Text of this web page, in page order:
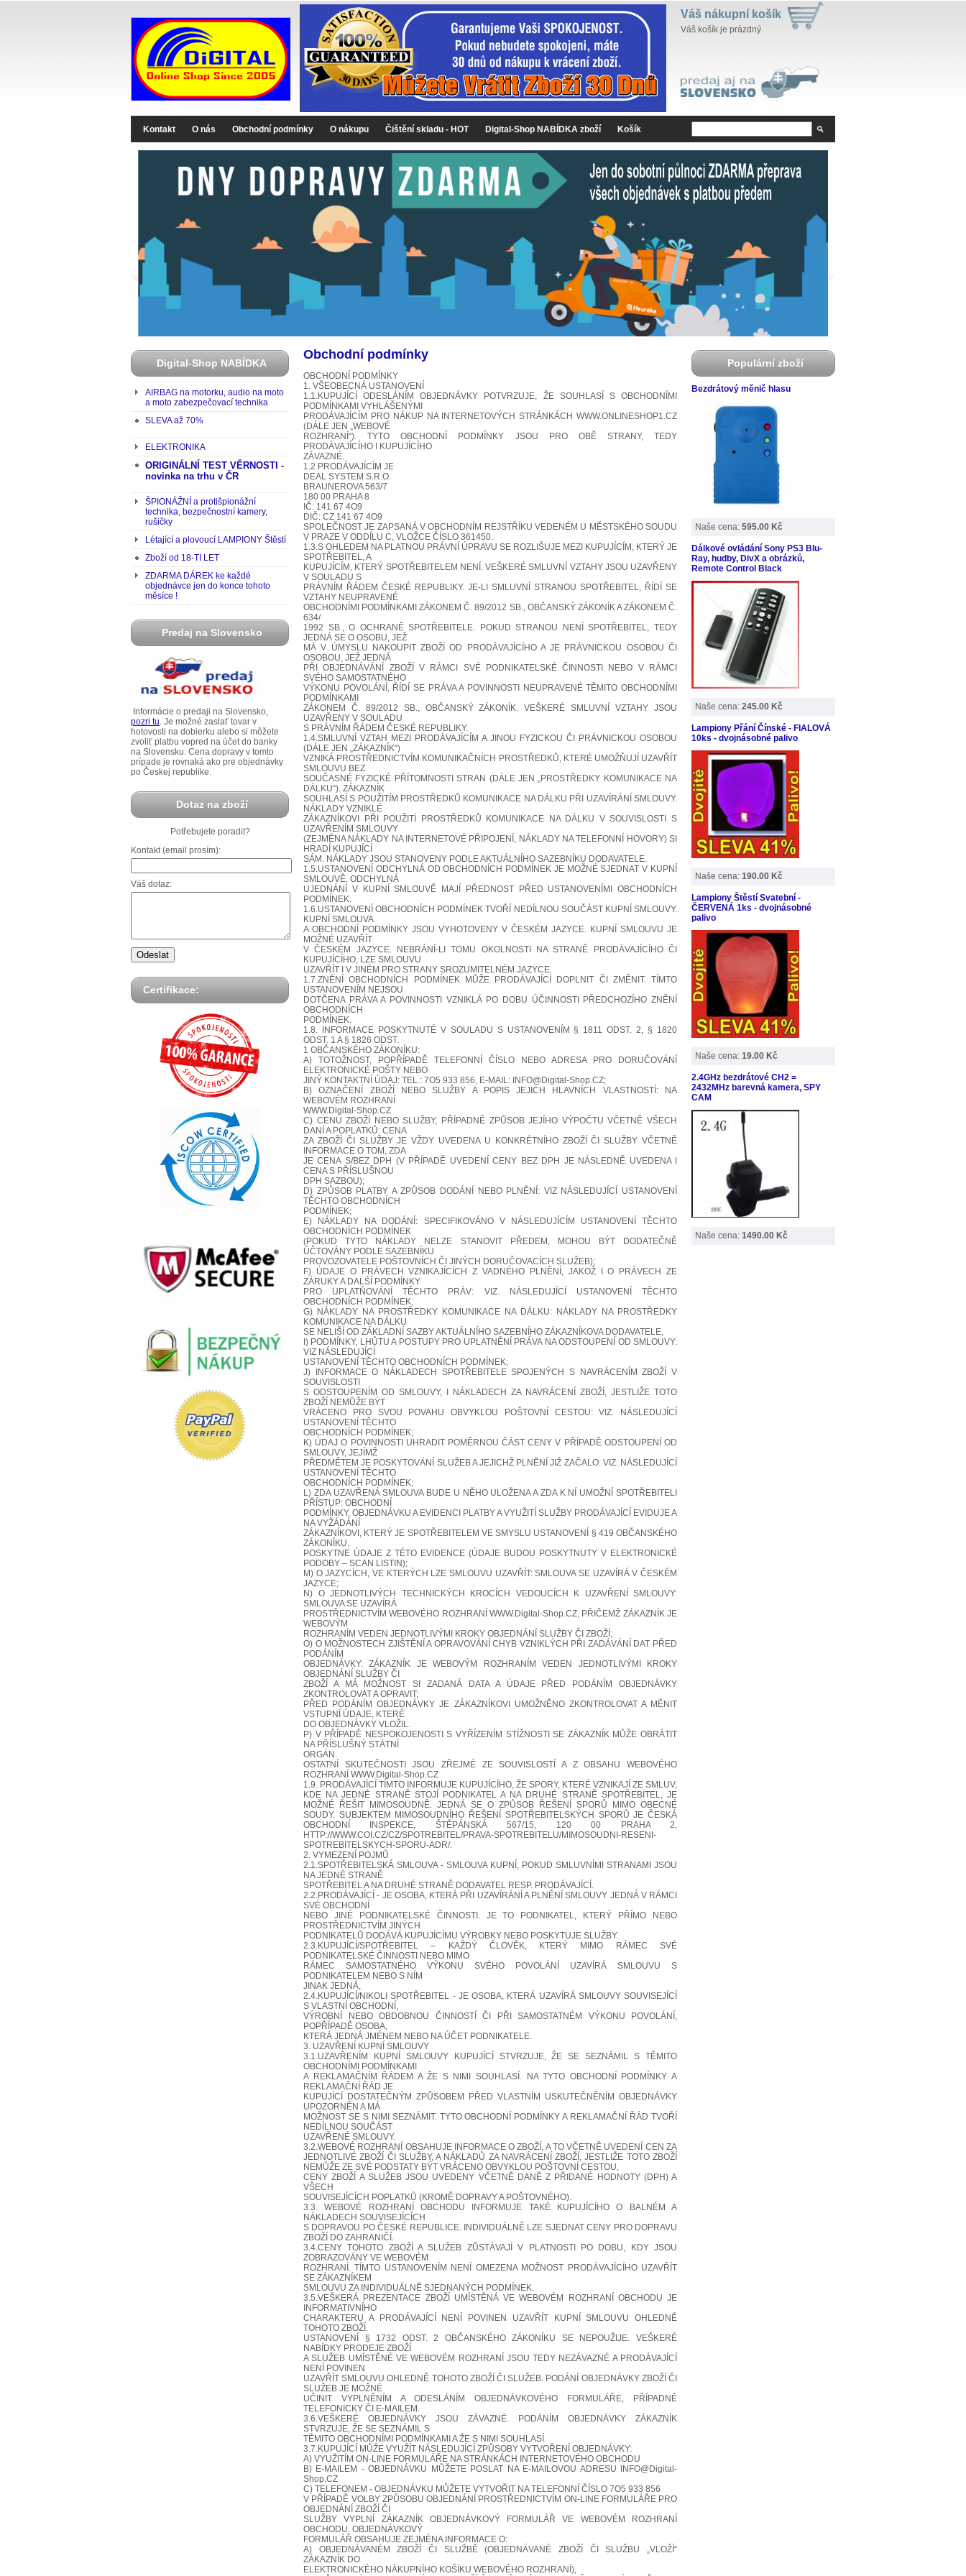
Váš nákupní košík
Váš košík je prázdný
Kontakt O nás Obchodní podmínky O nákupu Čištění skladu - HOT Digital-Shop NABÍDKA zboží Košík
Digital-Shop NABÍDKA
AIRBAG na motorku, audio na moto
a moto zabezpečovací technika
SLEVA až 70%
ELEKTRONIKA
ORIGINÁLNÍ TEST VĚRNOSTI -
novinka na trhu v ČR
ŠPIONÁŽNÍ a protišpionážní
technika, bezpečnostní kamery,
rušičky
Létající a plovoucí LAMPIONY Štěstí
Zboží od 18-TI LET
ZDARMA DÁREK ke každé
objednávce jen do konce tohoto
měsíce !
Predaj na Slovensko
Informácie o predaji na Slovensko,
pozri tu. Je možné zaslať tovar v
hotovosti na dobierku alebo si môžete
zvoliť platbu vopred na účet do banky
na Slovensku. Cena dopravy v tomto
prípade je rovnaká ako pre objednávky
po Českej republike.
Dotaz na zboží
Potřebujete poradit?
Kontakt (email prosím):
Váš dotaz:
Certifikace:
Obchodní podmínky
OBCHODNÍ PODMÍNKY
1. VŠEOBECNÁ USTANOVENÍ
1.1.KUPUJÍCÍ ODESLÁNÍM OBJEDNÁVKY POTVRZUJE, ŽE SOUHLASÍ S OBCHODNÍMI
PODMÍNKAMI VYHLÁŠENÝMI
PRODÁVAJÍCÍM PRO NÁKUP NA INTERNETOVÝCH STRÁNKÁCH WWW.ONLINESHOP1.CZ
(DÁLE JEN „WEBOVÉ
ROZHRANÍ“). TYTO OBCHODNÍ PODMÍNKY JSOU PRO OBĚ STRANY, TEDY
PRODÁVAJÍCÍHO I KUPUJÍCÍHO
ZÁVAZNÉ.
1.2 PRODÁVAJÍCÍM JE
DEAL SYSTEM S.R.O.
BRAUNEROVA 563/7
180 00 PRAHA 8
IČ: 141 67 4O9
DIČ: CZ 141 67 4O9
SPOLEČNOST JE ZAPSANÁ V OBCHODNÍM REJSTŘÍKU VEDENÉM U MĚSTSKÉHO SOUDU
V PRAZE V ODDÍLU C, VLOŽCE ČÍSLO 361450.
1.3.S OHLEDEM NA PLATNOU PRÁVNÍ ÚPRAVU SE ROZLIŠUJE MEZI KUPUJÍCÍM, KTERÝ JE
SPOTŘEBITEL, A
KUPUJÍCÍM, KTERÝ SPOTŘEBITELEM NENÍ. VEŠKERÉ SMLUVNÍ VZTAHY JSOU UZAVŘENY
V SOULADU S
PRÁVNÍM ŘÁDEM ČESKÉ REPUBLIKY. JE-LI SMLUVNÍ STRANOU SPOTŘEBITEL, ŘÍDÍ SE
VZTAHY NEUPRAVENÉ
OBCHODNÍMI PODMÍNKAMI ZÁKONEM Č. 89/2012 SB., OBČANSKÝ ZÁKONÍK A ZÁKONEM Č.
634/
1992 SB., O OCHRANĚ SPOTŘEBITELE. POKUD STRANOU NENÍ SPOTŘEBITEL, TEDY
JEDNÁ SE O OSOBU, JEŽ
MÁ V ÚMYSLU NAKOUPIT ZBOŽÍ OD PRODÁVAJÍCÍHO A JE PRÁVNICKOU OSOBOU ČI
OSOBOU, JEŽ JEDNÁ
PŘI OBJEDNÁVÁNÍ ZBOŽÍ V RÁMCI SVÉ PODNIKATELSKÉ ČINNOSTI NEBO V RÁMCI
SVÉHO SAMOSTATNÉHO
VÝKONU POVOLÁNÍ, ŘÍDÍ SE PRÁVA A POVINNOSTI NEUPRAVENÉ TĚMITO OBCHODNÍMI
PODMÍNKAMI
ZÁKONEM Č. 89/2012 SB., OBČANSKÝ ZÁKONÍK. VEŠKERÉ SMLUVNÍ VZTAHY JSOU
UZAVŘENY V SOULADU
S PRÁVNÍM ŘÁDEM ČESKÉ REPUBLIKY.
1.4.SMLUVNÍ VZTAH MEZI PRODÁVAJÍCÍM A JINOU FYZICKOU ČI PRÁVNICKOU OSOBOU
(DÁLE JEN „ZÁKAZNÍK“)
VZNIKÁ PROSTŘEDNICTVÍM KOMUNIKAČNÍCH PROSTŘEDKŮ, KTERÉ UMOŽŇUJÍ UZAVŘÍT
SMLOUVU BEZ
SOUČASNÉ FYZICKÉ PŘÍTOMNOSTI STRAN (DÁLE JEN „PROSTŘEDKY KOMUNIKACE NA
DÁLKU“). ZÁKAZNÍK
SOUHLASÍ S POUŽITÍM PROSTŘEDKŮ KOMUNIKACE NA DÁLKU PŘI UZAVÍRÁNÍ SMLOUVY.
NÁKLADY VZNIKLÉ
ZÁKAZNÍKOVI PŘI POUŽITÍ PROSTŘEDKŮ KOMUNIKACE NA DÁLKU V SOUVISLOSTI S
UZAVŘENÍM SMLOUVY
(ZEJMÉNA NÁKLADY NA INTERNETOVÉ PŘIPOJENÍ, NÁKLADY NA TELEFONNÍ HOVORY) SI
HRADÍ KUPUJÍCÍ
SÁM. NÁKLADY JSOU STANOVENY PODLE AKTUÁLNÍHO SAZEBNÍKU DODAVATELE.
1.5.USTANOVENÍ ODCHYLNÁ OD OBCHODNÍCH PODMÍNEK JE MOŽNÉ SJEDNAT V KUPNÍ
SMLOUVĚ. ODCHYLNÁ
UJEDNÁNÍ V KUPNÍ SMLOUVĚ MAJÍ PŘEDNOST PŘED USTANOVENÍMI OBCHODNÍCH
PODMÍNEK.
1.6.USTANOVENÍ OBCHODNÍCH PODMÍNEK TVOŘÍ NEDÍLNOU SOUČÁST KUPNÍ SMLOUVY.
KUPNÍ SMLOUVA
A OBCHODNÍ PODMÍNKY JSOU VYHOTOVENY V ČESKÉM JAZYCE. KUPNÍ SMLOUVU JE
MOŽNÉ UZAVŘÍT
V ČESKÉM JAZYCE. NEBRÁNÍ-LI TOMU OKOLNOSTI NA STRANĚ PRODÁVAJÍCÍHO ČI
KUPUJÍCÍHO, LZE SMLOUVU
UZAVŘÍT I V JINÉM PRO STRANY SROZUMITELNÉM JAZYCE.
1.7.ZNĚNÍ OBCHODNÍCH PODMÍNEK MŮŽE PRODÁVAJÍCÍ DOPLNIT ČI ZMĚNIT. TÍMTO
USTANOVENÍM NEJSOU
DOTČENA PRÁVA A POVINNOSTI VZNIKLÁ PO DOBU ÚČINNOSTI PŘEDCHOZÍHO ZNĚNÍ
OBCHODNÍCH
PODMÍNEK.
1.8. INFORMACE POSKYTNUTÉ V SOULADU S USTANOVENÍM § 1811 ODST. 2, § 1820
ODST. 1 A § 1826 ODST.
1 OBČANSKÉHO ZÁKONÍKU:
A) TOTOŽNOST, POPŘÍPADĚ TELEFONNÍ ČÍSLO NEBO ADRESA PRO DORUČOVÁNÍ
ELEKTRONICKÉ POŠTY NEBO
JINÝ KONTAKTNÍ ÚDAJ: TEL.: 7O5 933 856, E-MAIL: INFO@Digital-Shop.CZ;
B) OZNAČENÍ ZBOŽÍ NEBO SLUŽBY A POPIS JEJICH HLAVNÍCH VLASTNOSTÍ: NA
WEBOVÉM ROZHRANÍ
WWW.Digital-Shop.CZ
C) CENU ZBOŽÍ NEBO SLUŽBY, PŘÍPADNĚ ZPŮSOB JEJÍHO VÝPOČTU VČETNĚ VŠECH
DANÍ A POPLATKŮ: CENA
ZA ZBOŽÍ ČI SLUŽBY JE VŽDY UVEDENA U KONKRÉTNÍHO ZBOŽÍ ČI SLUŽBY VČETNĚ
INFORMACE O TOM, ZDA
JE CENA S/BEZ DPH (V PŘÍPADĚ UVEDENÍ CENY BEZ DPH JE NÁSLEDNĚ UVEDENA I
CENA S PŘÍSLUŠNOU
DPH SAZBOU);
D) ZPŮSOB PLATBY A ZPŮSOB DODÁNÍ NEBO PLNĚNÍ: VIZ NÁSLEDUJÍCÍ USTANOVENÍ
TĚCHTO OBCHODNÍCH
PODMÍNEK;
E) NÁKLADY NA DODÁNÍ: SPECIFIKOVÁNO V NÁSLEDUJÍCÍM USTANOVENÍ TĚCHTO
OBCHODNÍCH PODMÍNEK
(POKUD TYTO NÁKLADY NELZE STANOVIT PŘEDEM, MOHOU BÝT DODATEČNĚ
ÚČTOVÁNY PODLE SAZEBNÍKU
PROVOZOVATELE POŠTOVNÍCH ČI JINÝCH DORUČOVACÍCH SLUŽEB);
F) ÚDAJE O PRÁVECH VZNIKAJÍCÍCH Z VADNÉHO PLNĚNÍ, JAKOŽ I O PRÁVECH ZE
ZÁRUKY A DALŠÍ PODMÍNKY
PRO UPLATŇOVÁNÍ TĚCHTO PRÁV: VIZ. NÁSLEDUJÍCÍ USTANOVENÍ TĚCHTO
OBCHODNÍCH PODMÍNEK;
G) NÁKLADY NA PROSTŘEDKY KOMUNIKACE NA DÁLKU: NÁKLADY NA PROSTŘEDKY
KOMUNIKACE NA DÁLKU
SE NELIŠÍ OD ZÁKLADNÍ SAZBY AKTUÁLNÍHO SAZEBNÍHO ZÁKAZNÍKOVA DODAVATELE,
I) PODMÍNKY, LHŮTU A POSTUPY PRO UPLATNĚNÍ PRÁVA NA ODSTOUPENÍ OD SMLOUVY:
VIZ NÁSLEDUJÍCÍ
USTANOVENÍ TĚCHTO OBCHODNÍCH PODMÍNEK;
J) INFORMACE O NÁKLADECH SPOTŘEBITELE SPOJENÝCH S NAVRÁCENÍM ZBOŽÍ V
SOUVISLOSTI
S ODSTOUPENÍM OD SMLOUVY, I NÁKLADECH ZA NAVRÁCENÍ ZBOŽÍ, JESTLIŽE TOTO
ZBOŽÍ NEMŮŽE BÝT
VRÁCENO PRO SVOU POVAHU OBVYKLOU POŠTOVNÍ CESTOU: VIZ. NÁSLEDUJÍCÍ
USTANOVENÍ TĚCHTO
OBCHODNÍCH PODMÍNEK;
K) ÚDAJ O POVINNOSTI UHRADIT POMĚRNOU ČÁST CENY V PŘÍPADĚ ODSTOUPENÍ OD
SMLOUVY, JEJÍMŽ
PŘEDMĚTEM JE POSKYTOVÁNÍ SLUŽEB A JEJICHŽ PLNĚNÍ JIŽ ZAČALO: VIZ. NÁSLEDUJÍCÍ
USTANOVENÍ TĚCHTO
OBCHODNÍCH PODMÍNEK;
L) ZDA UZAVŘENÁ SMLOUVA BUDE U NĚHO ULOŽENA A ZDA K NÍ UMOŽNÍ SPOTŘEBITELI
PŘÍSTUP: OBCHODNÍ
PODMÍNKY, OBJEDNÁVKU A EVIDENCI PLATBY A VYUŽITÍ SLUŽBY PRODÁVAJÍCÍ EVIDUJE A
NA VYŽÁDÁNÍ
ZÁKAZNÍKOVI, KTERÝ JE SPOTŘEBITELEM VE SMYSLU USTANOVENÍ § 419 OBČANSKÉHO
ZÁKONÍKU,
POSKYTNE ÚDAJE Z TÉTO EVIDENCE (ÚDAJE BUDOU POSKYTNUTY V ELEKTRONICKÉ
PODOBY – SCAN LISTIN);
M) O JAZYCÍCH, VE KTERÝCH LZE SMLOUVU UZAVŘÍT: SMLOUVA SE UZAVÍRÁ V ČESKÉM
JAZYCE;
N) O JEDNOTLIVÝCH TECHNICKÝCH KROCÍCH VEDOUCÍCH K UZAVŘENÍ SMLOUVY:
SMLOUVA SE UZAVÍRÁ
PROSTŘEDNICTVÍM WEBOVÉHO ROZHRANÍ WWW.Digital-Shop.CZ, PŘIČEMŽ ZÁKAZNÍK JE
WEBOVÝM
ROZHRANÍM VEDEN JEDNOTLIVÝMI KROKY OBJEDNÁNÍ SLUŽBY ČI ZBOŽÍ;
O) O MOŽNOSTECH ZJIŠTĚNÍ A OPRAVOVÁNÍ CHYB VZNIKLÝCH PŘI ZADÁVÁNÍ DAT PŘED
PODÁNÍM
OBJEDNÁVKY: ZÁKAZNÍK JE WEBOVÝM ROZHRANÍM VEDEN JEDNOTLIVÝMI KROKY
OBJEDNÁNÍ SLUŽBY ČI
ZBOŽÍ A MÁ MOŽNOST SI ZADANÁ DATA A ÚDAJE PŘED PODÁNÍM OBJEDNÁVKY
ZKONTROLOVAT A OPRAVIT;
PŘED PODÁNÍM OBJEDNÁVKY JE ZÁKAZNÍKOVI UMOŽNĚNO ZKONTROLOVAT A MĚNIT
VSTUPNÍ ÚDAJE, KTERÉ
DO OBJEDNÁVKY VLOŽIL.
P) V PŘÍPADĚ NESPOKOJENOSTI S VYŘÍZENÍM STÍŽNOSTI SE ZÁKAZNÍK MŮŽE OBRÁTIT
NA PŘÍSLUŠNÝ STÁTNÍ
ORGÁN.
OSTATNÍ SKUTEČNOSTI JSOU ZŘEJMÉ ZE SOUVISLOSTÍ A Z OBSAHU WEBOVÉHO
ROZHRANÍ WWW.Digital-Shop.CZ
1.9. PRODÁVAJÍCÍ TÍMTO INFORMUJE KUPUJÍCÍHO, ŽE SPORY, KTERÉ VZNIKAJÍ ZE SMLUV,
KDE NA JEDNÉ STRANĚ STOJÍ PODNIKATEL A NA DRUHÉ STRANĚ SPOTŘEBITEL, JE
MOŽNÉ ŘEŠIT MIMOSOUDNĚ. JEDNÁ SE O ZPŮSOB ŘEŠENÍ SPORŮ MIMO OBECNÉ
SOUDY. SUBJEKTEM MIMOSOUDNÍHO ŘEŠENÍ SPOTŘEBITELSKÝCH SPORŮ JE ČESKÁ
OBCHODNÍ INSPEKCE, ŠTĚPÁNSKÁ 567/15, 120 00 PRAHA 2,
HTTP://WWW.COI.CZ/CZ/SPOTREBITEL/PRAVA-SPOTREBITELU/MIMOSOUDNI-RESENI-
SPOTREBITELSKYCH-SPORU-ADR/.
2. VYMEZENÍ POJMŮ
2.1.SPOTŘEBITELSKÁ SMLOUVA - SMLOUVA KUPNÍ, POKUD SMLUVNÍMI STRANAMI JSOU
NA JEDNÉ STRANĚ
SPOTŘEBITEL A NA DRUHÉ STRANĚ DODAVATEL RESP. PRODÁVAJÍCÍ.
2.2.PRODÁVAJÍCÍ - JE OSOBA, KTERÁ PŘI UZAVÍRÁNÍ A PLNĚNÍ SMLOUVY JEDNÁ V RÁMCI
SVÉ OBCHODNÍ
NEBO JINÉ PODNIKATELSKÉ ČINNOSTI. JE TO PODNIKATEL, KTERÝ PŘÍMO NEBO
PROSTŘEDNICTVÍM JINÝCH
PODNIKATELŮ DODÁVÁ KUPUJÍCÍMU VÝROBKY NEBO POSKYTUJE SLUŽBY.
2.3.KUPUJÍCÍ/SPOTŘEBITEL – KAŽDÝ ČLOVĚK, KTERÝ MIMO RÁMEC SVÉ
PODNIKATELSKÉ ČINNOSTI NEBO MIMO
RÁMEC SAMOSTATNÉHO VÝKONU SVÉHO POVOLÁNÍ UZAVÍRÁ SMLOUVU S
PODNIKATELEM NEBO S NÍM
JINAK JEDNÁ,
2.4.KUPUJÍCÍ/NIKOLI SPOTŘEBITEL - JE OSOBA, KTERÁ UZAVÍRÁ SMLOUVY SOUVISEJÍCÍ
S VLASTNÍ OBCHODNÍ,
VÝROBNÍ NEBO OBDOBNOU ČINNOSTÍ ČI PŘI SAMOSTATNÉM VÝKONU POVOLÁNÍ,
POPŘÍPADĚ OSOBA,
KTERÁ JEDNÁ JMÉNEM NEBO NA ÚČET PODNIKATELE.
3. UZAVŘENÍ KUPNÍ SMLOUVY
3.1.UZAVŘENÍM KUPNÍ SMLOUVY KUPUJÍCÍ STVRZUJE, ŽE SE SEZNÁMIL S TĚMITO
OBCHODNÍMI PODMÍNKAMI
A REKLAMAČNÍM ŘÁDEM A ŽE S NIMI SOUHLASÍ. NA TYTO OBCHODNÍ PODMÍNKY A
REKLAMAČNÍ ŘÁD JE
KUPUJÍCÍ DOSTATEČNÝM ZPŮSOBEM PŘED VLASTNÍM USKUTEČNĚNÍM OBJEDNÁVKY
UPOZORNĚN A MÁ
MOŽNOST SE S NIMI SEZNÁMIT. TYTO OBCHODNÍ PODMÍNKY A REKLAMAČNÍ ŘÁD TVOŘÍ
NEDÍLNOU SOUČÁST
UZAVŘENÉ SMLOUVY.
3.2.WEBOVÉ ROZHRANÍ OBSAHUJE INFORMACE O ZBOŽÍ, A TO VČETNĚ UVEDENÍ CEN ZA
JEDNOTLIVÉ ZBOŽÍ ČI SLUŽBY, A NÁKLADŮ ZA NAVRÁCENÍ ZBOŽÍ, JESTLIŽE TOTO ZBOŽÍ
NEMŮŽE ZE SVÉ PODSTATY BÝT VRÁCENO OBVYKLOU POŠTOVNÍ CESTOU,
CENY ZBOŽÍ A SLUŽEB JSOU UVEDENY VČETNĚ DANĚ Z PŘIDANÉ HODNOTY (DPH) A
VŠECH
SOUVISEJÍCÍCH POPLATKŮ (KROMĚ DOPRAVY A POŠTOVNÉHO).
3.3. WEBOVÉ ROZHRANÍ OBCHODU INFORMUJE TAKÉ KUPUJÍCÍHO O BALNÉM A
NÁKLADECH SOUVISEJÍCÍCH
S DOPRAVOU PO ČESKÉ REPUBLICE. INDIVIDUÁLNĚ LZE SJEDNAT CENY PRO DOPRAVU
ZBOŽÍ DO ZAHRANIČÍ.
3.4.CENY TOHOTO ZBOŽÍ A SLUŽEB ZŮSTÁVAJÍ V PLATNOSTI PO DOBU, KDY JSOU
ZOBRAZOVÁNY VE WEBOVÉM
ROZHRANÍ. TÍMTO USTANOVENÍM NENÍ OMEZENA MOŽNOST PRODÁVAJÍCÍHO UZAVŘÍT
SE ZÁKAZNÍKEM
SMLOUVU ZA INDIVIDUÁLNĚ SJEDNANÝCH PODMÍNEK.
3.5.VEŠKERÁ PREZENTACE ZBOŽÍ UMÍSTĚNÁ VE WEBOVÉM ROZHRANÍ OBCHODU JE
INFORMATIVNÍHO
CHARAKTERU A PRODÁVAJÍCÍ NENÍ POVINEN UZAVŘÍT KUPNÍ SMLOUVU OHLEDNĚ
TOHOTO ZBOŽÍ.
USTANOVENÍ § 1732 ODST. 2 OBČANSKÉHO ZÁKONÍKU SE NEPOUŽIJE. VEŠKERÉ
NABÍDKY PRODEJE ZBOŽÍ
A SLUŽEB UMÍSTĚNÉ VE WEBOVÉM ROZHRANÍ JSOU TEDY NEZÁVAZNÉ A PRODÁVAJÍCÍ
NENÍ POVINEN
UZAVŘÍT SMLOUVU OHLEDNĚ TOHOTO ZBOŽÍ ČI SLUŽEB. PODÁNÍ OBJEDNÁVKY ZBOŽÍ ČI
SLUŽEB JE MOŽNÉ
UČINIT VYPLNĚNÍM A ODESLÁNÍM OBJEDNÁVKOVÉHO FORMULÁŘE, PŘÍPADNĚ
TELEFONICKY ČI E-MAILEM.
3.6.VEŠKERÉ OBJEDNÁVKY JSOU ZÁVAZNÉ. PODÁNÍM OBJEDNÁVKY ZÁKAZNÍK
STVRZUJE, ŽE SE SEZNÁMIL S
TĚMITO OBCHODNÍMI PODMÍNKAMI A ŽE S NIMI SOUHLASÍ.
3.7.KUPUJÍCÍ MŮŽE VYUŽÍT NÁSLEDUJÍCÍ ZPŮSOBY VYTVOŘENÍ OBJEDNÁVKY:
A) VYUŽITÍM ON-LINE FORMULÁŘE NA STRÁNKÁCH INTERNETOVÉHO OBCHODU
B) E-MAILEM - OBJEDNÁVKU MŮŽETE POSLAT NA E-MAILOVOU ADRESU INFO@Digital-
Shop.CZ
C) TELEFONEM - OBJEDNÁVKU MŮŽETE VYTVOŘIT NA TELEFONNÍ ČÍSLO 7O5 933 856
V PŘÍPADĚ VOLBY ZPŮSOBU OBJEDNÁNÍ PROSTŘEDNICTVÍM ON-LINE FORMULÁŘE PRO
OBJEDNÁNÍ ZBOŽÍ ČI
SLUŽBY VYPLNÍ ZÁKAZNÍK OBJEDNÁVKOVÝ FORMULÁŘ VE WEBOVÉM ROZHRANÍ
OBCHODU. OBJEDNÁVKOVÝ
FORMULÁŘ OBSAHUJE ZEJMÉNA INFORMACE O:
A) OBJEDNÁVANÉM ZBOŽÍ ČI SLUŽBĚ (OBJEDNÁVANÉ ZBOŽÍ ČI SLUŽBU „VLOŽÍ“
ZÁKAZNÍK DO
ELEKTRONICKÉHO NÁKUPNÍHO KOŠÍKU WEBOVÉHO ROZHRANÍ),
Populární zboží
Bezdrátový měnič hlasu
Naše cena: 595.00 Kč
Dálkové ovládání Sony PS3 Blu-
Ray, hudby, DivX a obrázků,
Remote Control Black
Naše cena: 245.00 Kč
Lampiony Přání Čínské - FIALOVÁ
10ks - dvojnásobné palivo
Naše cena: 190.00 Kč
Lampiony Štěstí Svatební -
ČERVENÁ 1ks - dvojnásobné
palivo
Naše cena: 19.00 Kč
2.4GHz bezdrátové CH2 =
2432MHz barevná kamera, SPY
CAM
Naše cena: 1490.00 Kč